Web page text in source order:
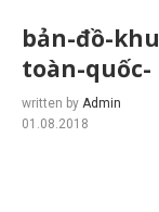
bản-đồ-
toàn-quốc-
written by Admin
01.08.2018